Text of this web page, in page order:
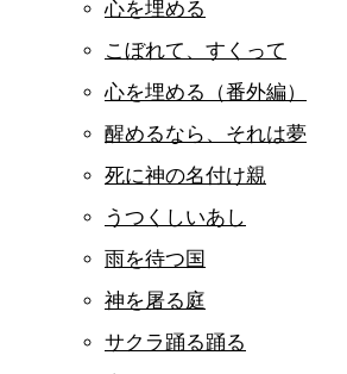
心を埋める
こぼれて、すくって
心を埋める（番外編）
醒めるなら、それは夢
死に神の名付け親
うつくしいあし
雨を待つ国
神を屠る庭
サクラ踊る踊る